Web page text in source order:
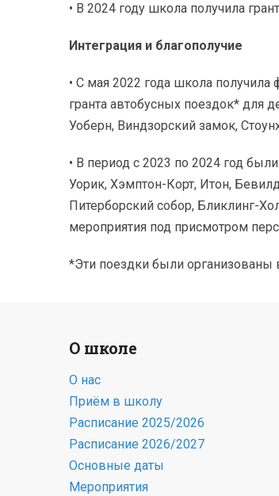
• В 2024 году школа получила
Интеграция и благополучие
• С мая 2022 года школа
гранта автобусных поездок* для
Уоберн, Виндзорский замок,
• В период с 2023 по 2024 год
Уорик, Хэмптон-Корт, Итон,
Питерборский собор, Бликлинг-
мероприятия под присмотром
*Эти поездки были организованы
О школе
О нас
Приём в школу
Расписание 2025/2026
Расписание 2026/2027
Основные даты
Мероприятия